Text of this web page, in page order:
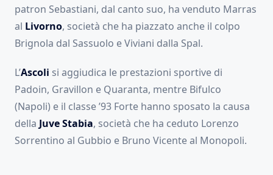
patron Sebastiani, dal canto suo, ha venduto Marras
al Livorno, società che ha piazzato anche il colpo
Brignola dal Sassuolo e Viviani dalla Spal.
L’Ascoli si aggiudica le prestazioni sportive di
Padoin, Gravillon e Quaranta, mentre Bifulco
(Napoli) e il classe ’93 Forte hanno sposato la causa
della Juve Stabia, società che ha ceduto Lorenzo
Sorrentino al Gubbio e Bruno Vicente al Monopoli.